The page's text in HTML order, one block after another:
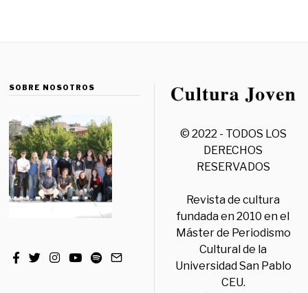
SOBRE NOSOTROS
© 2022 - TODOS LOS
DERECHOS
RESERVADOS
Revista de cultura
fundada en 2010 en el
Máster de Periodismo
Cultural de la
Universidad San Pablo
CEU.